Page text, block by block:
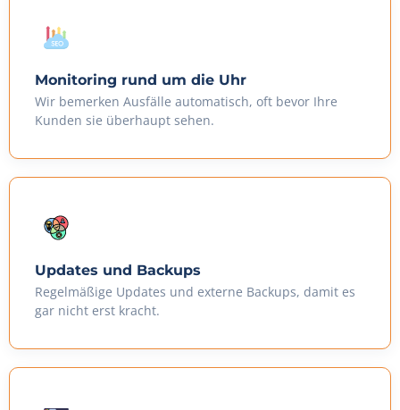
Monitoring rund um die Uhr
Wir bemerken Ausfälle automatisch, oft bevor Ihre
Kunden sie überhaupt sehen.
Updates und Backups
Regelmäßige Updates und externe Backups, damit es
gar nicht erst kracht.